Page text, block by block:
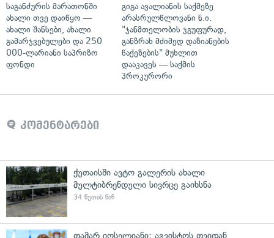
საგანძურის მარათონში
ახალი თვე დაიწყო —
ახალი შანსები, ახალი
გამარჯვებულები და 250
000-ლარიანი საპრიზო
ფონდი
გიგა ავალიანის საქმეზე
არასრულწლოვანი ნ.ი.
"ჯანმთელობის ჯგუფურად,
განზრახ მძიმედ დაზიანების
წაქეზების" მუხლით
დააკავეს — საქმის
პროკურორი
კომენტარები
ქუთაისში ავტო გალერის ახალი
მულტიბრენდული სივრცე გაიხსნა
34 წუთის წინ
თამარ იოსელიანი: აგვისტოს თვიდან